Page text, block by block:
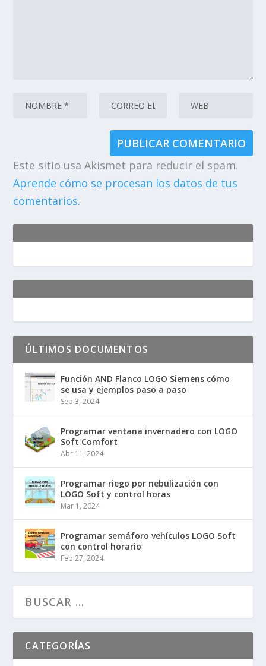
Este sitio usa Akismet para reducir el spam.
Aprende cómo se procesan los datos de tus
comentarios.
ÚLTIMOS DOCUMENTOS
Función AND Flanco LOGO Siemens cómo
se usa y ejemplos paso a paso
Sep 3, 2024
Programar ventana invernadero con LOGO
Soft Comfort
Abr 11, 2024
Programar riego por nebulización con
LOGO Soft y control horas
Mar 1, 2024
Programar semáforo vehículos LOGO Soft
con control horario
Feb 27, 2024
CATEGORÍAS